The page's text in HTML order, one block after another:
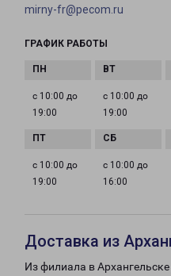
mirny-fr@pecom.ru
ГРАФИК РАБОТЫ
с 10:00 до
19:00
с 10:00 до
19:00
с 10:00 до
19:00
с 10:00 до
16:00
Доставка из
Из филиала в